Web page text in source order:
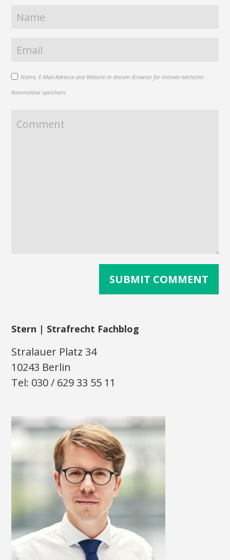
Name, E-Mail-Adresse und Website in diesem Browser für meinen nächsten
Kommentar speichern.
Stern | Strafrecht Fachblog
Stralauer Platz 34
10243 Berlin
Tel: 030 / 629 33 55 11